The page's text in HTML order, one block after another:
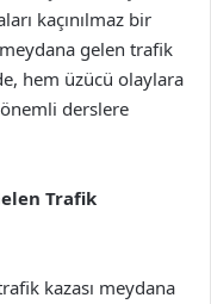
kaçınılmaz bir
meydana gelen trafik
hem üzücü olaylara
derslere
Trafik
kazası meydana